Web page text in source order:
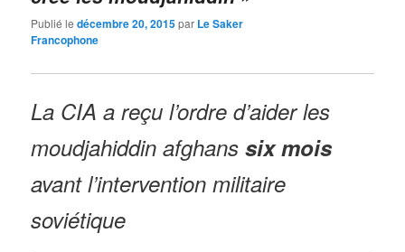
Publié ledécembre 20, 2015par Le Saker
Francophone
La CIA a reçu l’ordre d’aider les
moudjahiddin afghanssix mois
avant l’intervention militaire
soviétique